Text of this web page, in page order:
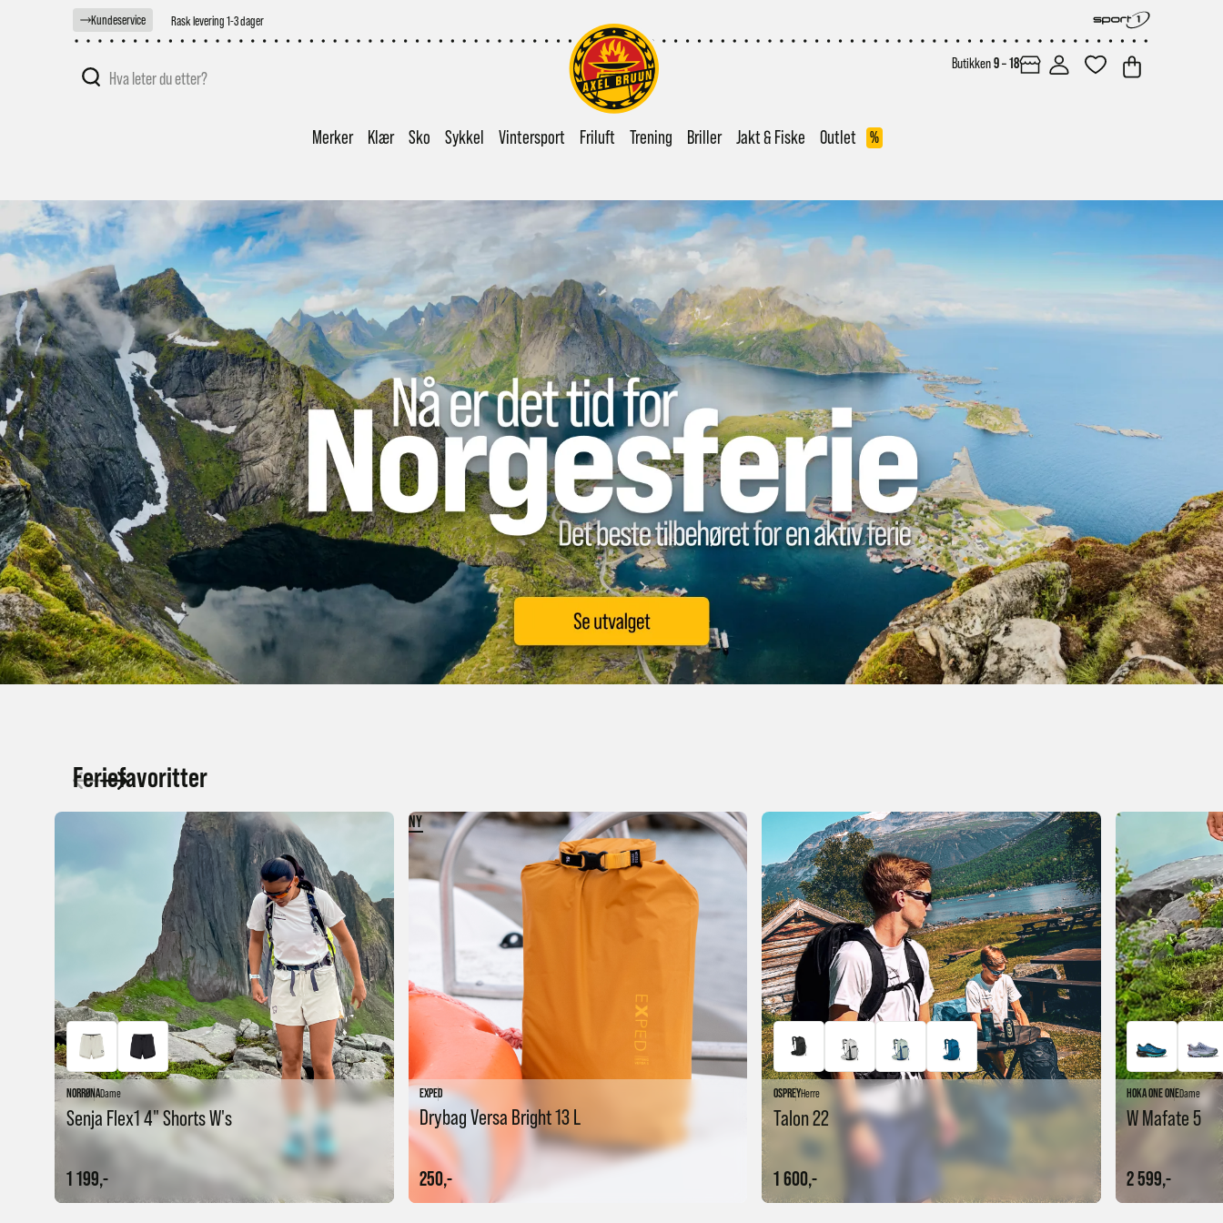
Kundeservice Enkel betaling
Butikken9 – 18
Merker Klær Sko Sykkel Vintersport Friluft Trening Briller Jakt & Fiske Outlet %
Feriefavoritter
NORRØNADame
Senja Flex1 4" Shorts W's
1 199,-
NY
EXPED
Drybag Versa Bright 13 L
250,-
OSPREYHerre
Talon 22
1 600,-
HOKA ONE ONEDame
W Mafate 5
2 599,-